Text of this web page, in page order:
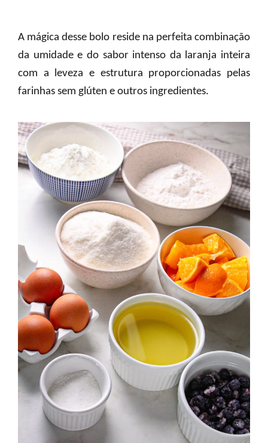
A mágica desse bolo reside na perfeita combinação
da umidade e do sabor intenso da laranja inteira
com a leveza e estrutura proporcionadas pelas
farinhas sem glúten e outros ingredientes.